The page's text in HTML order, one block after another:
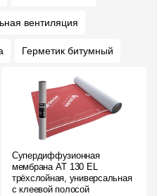
вентиляция
Герметик битумный
Супердиффузионная
мембрана АT 130 EL
трёхслойная, универсальная
с клеевой полосой